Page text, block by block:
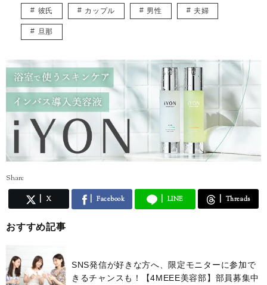
彼氏 カップル 男性 夫婦
旦那
Share
X Facebook LINE Threads
おすすめ記事
SNS発信が好きな方へ、限定モニターに参加で
きるチャンスも！【4MEEE美容部】部員募集中